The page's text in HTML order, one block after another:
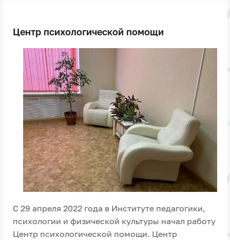
Центр психологической помощи
С 29 апреля 2022 года в Институте педагогики,
психологии и физической культуры начал работу
Центр психологической помощи. Центр